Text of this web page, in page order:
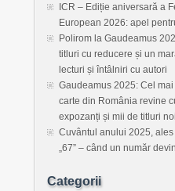
ICR – Ediție aniversară a
European 2026: apel
Polirom la Gaudeamus
titluri cu reducere și un
lecturi și întâlniri cu autori
Gaudeamus 2025: Cel
carte din România revine
expozanți și mii de titluri noi
Cuvântul anului 2025,
„67” – când un număr
Categorii